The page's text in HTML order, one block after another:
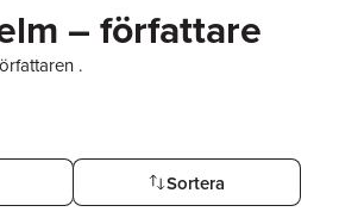
– författare
.
Sortera